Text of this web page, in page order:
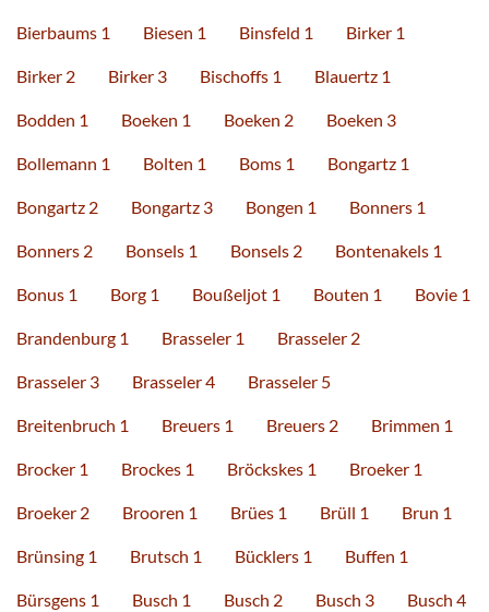
Bierbaums 1 Biesen 1 Binsfeld 1 Birker 1
Birker 2 Birker 3 Bischoffs 1 Blauertz 1
Bodden 1 Boeken 1 Boeken 2 Boeken 3
Bollemann 1 Bolten 1 Boms 1 Bongartz 1
Bongartz 2 Bongartz 3 Bongen 1 Bonners 1
Bonners 2 Bonsels 1 Bonsels 2 Bontenakels 1
Bonus 1 Borg 1 Boußeljot 1 Bouten 1 Bovie 1
Brandenburg 1 Brasseler 1 Brasseler 2
Brasseler 3 Brasseler 4 Brasseler 5
Breitenbruch 1 Breuers 1 Breuers 2 Brimmen 1
Brocker 1 Brockes 1 Bröckskes 1 Broeker 1
Broeker 2 Brooren 1 Brües 1 Brüll 1 Brun 1
Brünsing 1 Brutsch 1 Bücklers 1 Buffen 1
Bürsgens 1 Busch 1 Busch 2 Busch 3 Busch 4